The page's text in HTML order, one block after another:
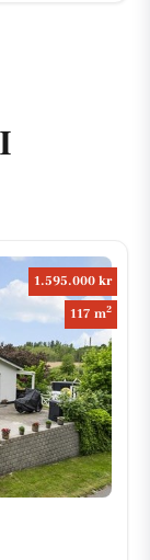
1.595.000 kr
117 m2